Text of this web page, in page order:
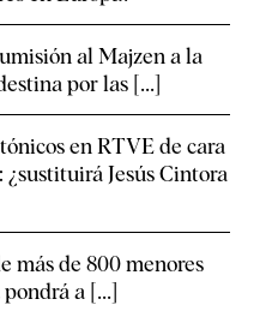
al Majzen a la
por las [...]
en RTVE de cara
Jesús Cintora
más de 800 menores
a [...]